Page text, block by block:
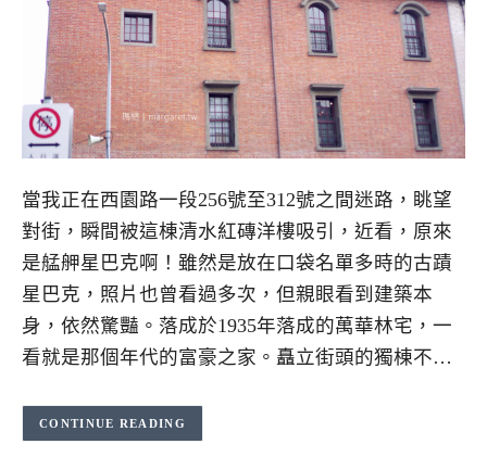
當我正在西園路一段256號至312號之間迷路，眺望
對街，瞬間被這棟清水紅磚洋樓吸引，近看，原來
是艋舺星巴克啊！雖然是放在口袋名單多時的古蹟
星巴克，照片也曾看過多次，但親眼看到建築本
身，依然驚豔。落成於1935年落成的萬華林宅，一
看就是那個年代的富豪之家。矗立街頭的獨棟不…
CONTINUE READING